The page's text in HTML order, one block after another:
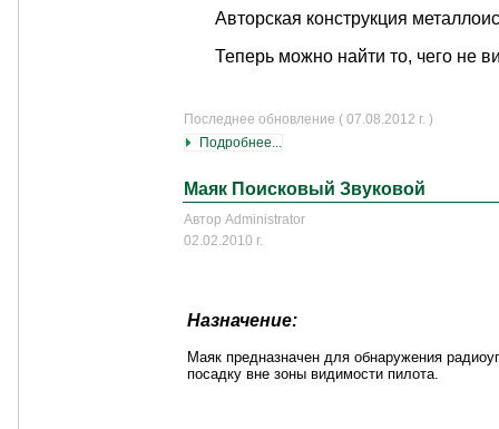
Авторская конструкция
Теперь можно найти то, чего не
Последнее обновление ( 07.08.2012 г. )
Подробнее...
Маяк Поисковый Звуковой
Автор Administrator
02.02.2010 г.
Назначение:
Маяк предназначен для обнаружения
посадку вне зоны видимости пилота.